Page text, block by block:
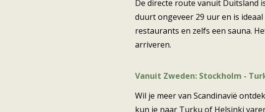
De directe route vanuit Duitsland
duurt ongeveer 29 uur en is
restaurants en zelfs een sauna.
arriveren.
Vanuit Zweden: Stockholm -
Wil je meer van Scandinavië
kun je naar Turku of Helsinki